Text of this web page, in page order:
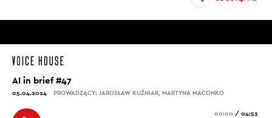
AI in brief #47
05.04.2024 PROWADZĄCY: JAROSŁAW KUŹNIAR, MARTYNA MACONKO
00:00 / 04:53